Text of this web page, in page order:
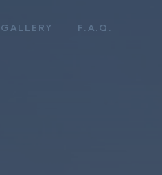
GALLERY F.A.Q.